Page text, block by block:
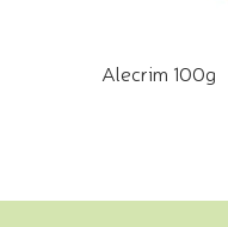
Alecrim 100g